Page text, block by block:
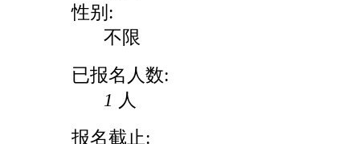
性别:
不限
已报名人数:
1 人
报名截止: